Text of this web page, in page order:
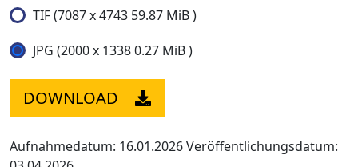
TIF (7087 x 4743 59.87 MiB )
JPG (2000 x 1338 0.27 MiB )
DOWNLOAD
Aufnahmedatum: 16.01.2026Veröffentlichungsdatum: